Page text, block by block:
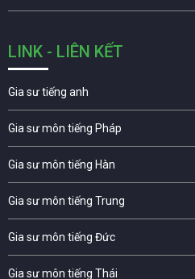
LINK - LIÊN KẾT
Gia sư tiếng anh
Gia sư môn tiếng Pháp
Gia sư môn tiếng Hàn
Gia sư môn tiếng Trung
Gia sư môn tiếng Đức
Gia sư môn tiếng Thái